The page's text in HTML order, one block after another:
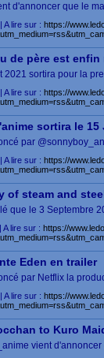
d'annoncer que le
A lire sur : https://
de père est
2021 sortira pour la
A lire sur : https://
sortira le 15
par
A lire sur : https://
of steam and
que le 3 Septembre
A lire sur : https://
Eden en trailer
par Netflix la
A lire sur : https://
to Kuro
vient